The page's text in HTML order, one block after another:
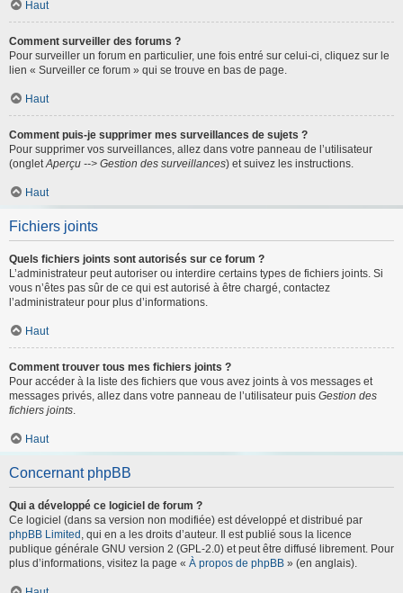
Haut
Comment surveiller des forums ?
Pour surveiller un forum en particulier, une fois entré sur celui-ci, cliquez sur le
lien « Surveiller ce forum » qui se trouve en bas de page.
Haut
Comment puis-je supprimer mes surveillances de sujets ?
Pour supprimer vos surveillances, allez dans votre panneau de l’utilisateur
(ongletAperçu --> Gestion des surveillances) et suivez les instructions.
Haut
Fichiers joints
Quels fichiers joints sont autorisés sur ce forum ?
L’administrateur peut autoriser ou interdire certains types de fichiers joints. Si
vous n’êtes pas sûr de ce qui est autorisé à être chargé, contactez
l’administrateur pour plus d’informations.
Haut
Comment trouver tous mes fichiers joints ?
Pour accéder à la liste des fichiers que vous avez joints à vos messages et
messages privés, allez dans votre panneau de l’utilisateur puis Gestion des
fichiers joints.
Haut
Concernant phpBB
Qui a développé ce logiciel de forum ?
Ce logiciel (dans sa version non modifiée) est développé et distribué par
phpBB Limited , qui en a les droits d’auteur. Il est publié sous la licence
publique générale GNU version 2 (GPL-2.0) et peut être diffusé librement. Pour
plus d’informations, visitez la page « À propos de phpBB » (en anglais).